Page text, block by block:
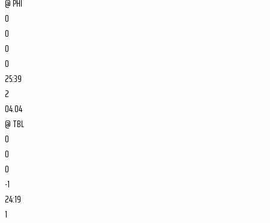
@PHI
0
0
0
0
25:39
2
04.04
@ TBL
0
0
0
-1
24:19
1